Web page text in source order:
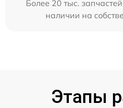
Более 20 тыс.
наличии на
Этапы